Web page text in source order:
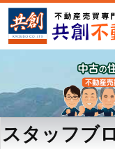
スタッフブ